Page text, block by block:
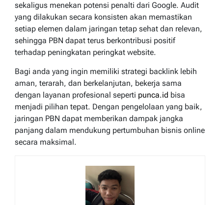
sekaligus menekan potensi penalti dari Google. Audit
yang dilakukan secara konsisten akan memastikan
setiap elemen dalam jaringan tetap sehat dan relevan,
sehingga PBN dapat terus berkontribusi positif
terhadap peningkatan peringkat website.
Bagi anda yang ingin memiliki strategi backlink lebih
aman, terarah, dan berkelanjutan, bekerja sama
dengan layanan profesional seperti punca.id bisa
menjadi pilihan tepat. Dengan pengelolaan yang baik,
jaringan PBN dapat memberikan dampak jangka
panjang dalam mendukung pertumbuhan bisnis online
secara maksimal.